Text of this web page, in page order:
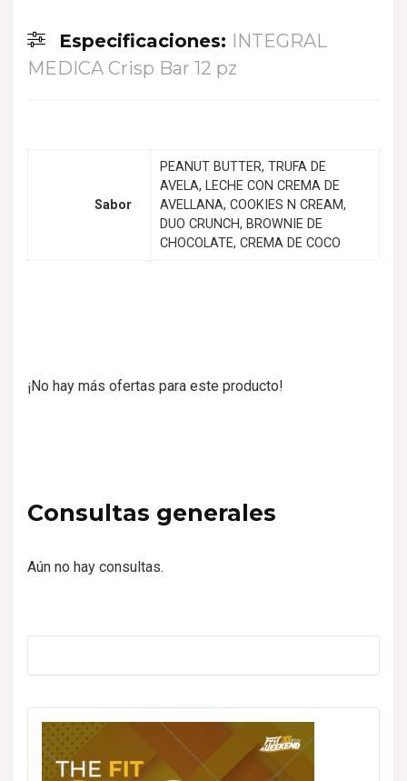
Especificaciones: INTEGRAL
MEDICA Crisp Bar 12 pz
Sabor
PEANUT BUTTER, TRUFA DE
AVELA, LECHE CON CREMA DE
AVELLANA, COOKIES N CREAM,
DUO CRUNCH, BROWNIE DE
CHOCOLATE, CREMA DE COCO
¡No hay más ofertas para este producto!
Consultas generales
Aún no hay consultas.